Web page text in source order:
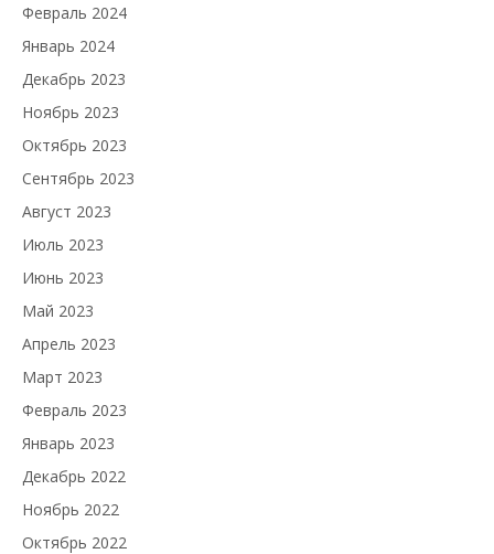
Февраль 2024
Январь 2024
Декабрь 2023
Ноябрь 2023
Октябрь 2023
Сентябрь 2023
Август 2023
Июль 2023
Июнь 2023
Май 2023
Апрель 2023
Март 2023
Февраль 2023
Январь 2023
Декабрь 2022
Ноябрь 2022
Октябрь 2022